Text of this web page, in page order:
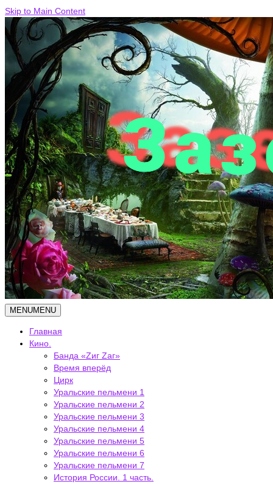
Skip to Main Content
MENUMENU
Главная
Кино.
Банда «Zиг Zаг»
Время вперёд
Цирк
Уральские пельмени 1
Уральские пельмени 2
Уральские пельмени 3
Уральские пельмени 4
Уральские пельмени 5
Уральские пельмени 6
Уральские пельмени 7
История России. 1 часть.